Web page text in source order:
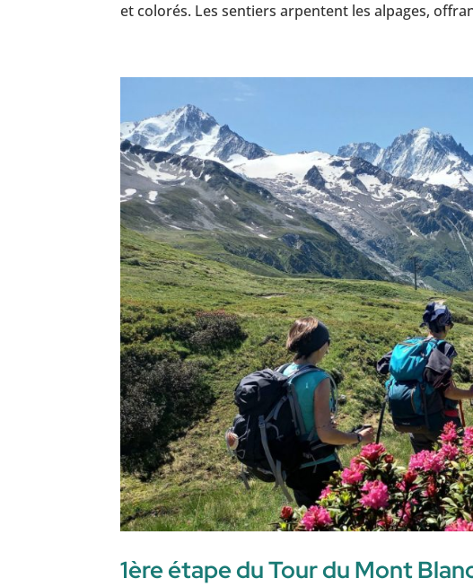
et colorés. Les sentiers arpentent les alpages,
1ère étape du Tour du Mont